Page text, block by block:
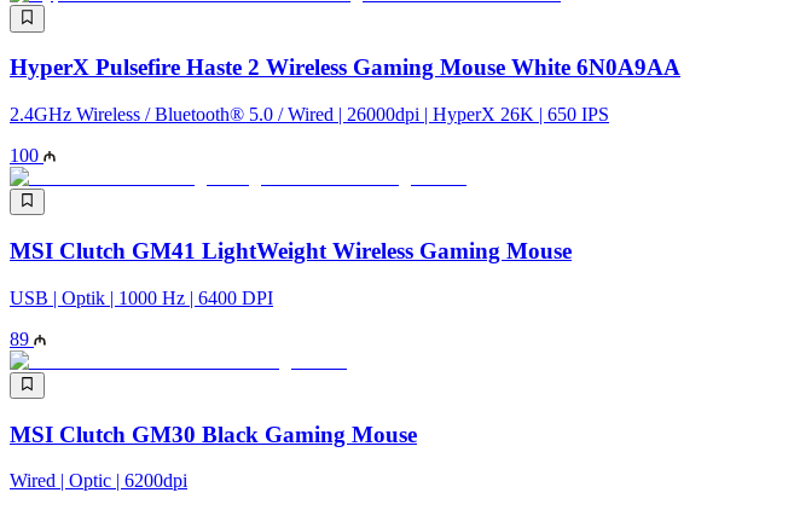
HyperX Pulsefire Haste 2 Wireless Gaming Mouse White 6N0A9AA
2.4GHz Wireless / Bluetooth® 5.0 / Wired | 26000dpi | HyperX 26K | 650 IPS
100
MSI Clutch GM41 LightWeight Wireless Gaming Mouse
USB | Optik | 1000 Hz | 6400 DPI
89
MSI Clutch GM30 Black Gaming Mouse
Wired | Optic | 6200dpi